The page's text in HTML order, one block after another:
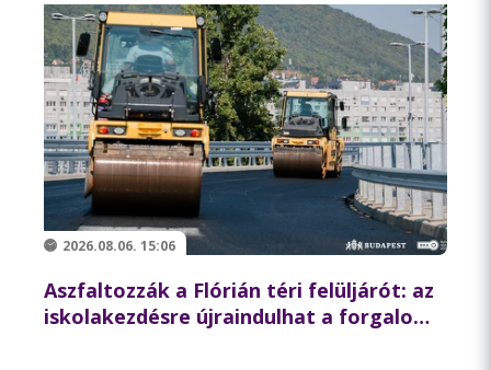
2026.08.06. 15:06
Aszfaltozzák a Flórián téri felüljárót: az
iskolakezdésre újraindulhat a forgalom